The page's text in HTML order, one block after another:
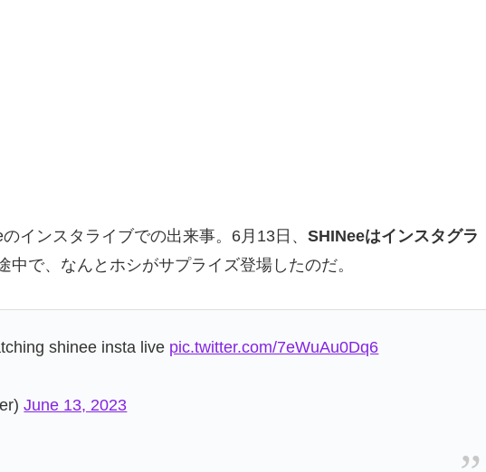
インスタライブでの出来事。6月13日、 SHINeeはインスタグラ
中で、なんとホシがサプライズ登場したのだ。
shinee insta live pic.twitter.com/7eWuAu0Dq6
June 13, 2023